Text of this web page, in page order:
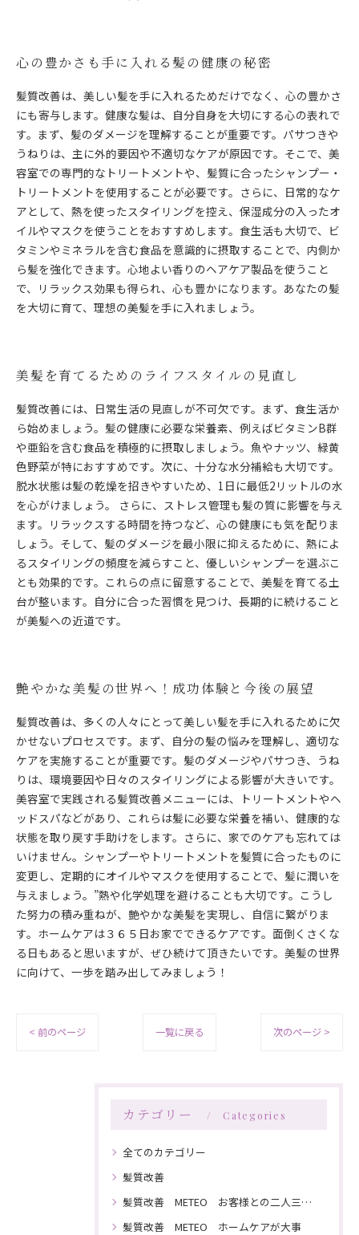
心の豊かさも手に入れる髪の健康の秘密
髪質改善は、美しい髪を手に入れるためだけでなく、心の豊かさ
にも寄与します。健康な髪は、自分自身を大切にする心の表れで
す。まず、髪のダメージを理解することが重要です。パサつきや
うねりは、主に外的要因や不適切なケアが原因です。そこで、美
容室での専門的なトリートメントや、髪質に合ったシャンプー・
トリートメントを使用することが必要です。さらに、日常的なケ
アとして、熱を使ったスタイリングを控え、保湿成分の入ったオ
イルやマスクを使うことをおすすめします。食生活も大切で、ビ
タミンやミネラルを含む食品を意識的に摂取することで、内側か
ら髪を強化できます。心地よい香りのヘアケア製品を使うこと
で、リラックス効果も得られ、心も豊かになります。あなたの髪
を大切に育て、理想の美髪を手に入れましょう。
美髪を育てるためのライフスタイルの見直し
髪質改善には、日常生活の見直しが不可欠です。まず、食生活か
ら始めましょう。髪の健康に必要な栄養素、例えばビタミンB群
や亜鉛を含む食品を積極的に摂取しましょう。魚やナッツ、緑黄
色野菜が特におすすめです。次に、十分な水分補給も大切です。
脱水状態は髪の乾燥を招きやすいため、1日に最低2リットルの水
を心がけましょう。 さらに、ストレス管理も髪の質に影響を与え
ます。リラックスする時間を持つなど、心の健康にも気を配りま
しょう。そして、髪のダメージを最小限に抑えるために、熱によ
るスタイリングの頻度を減らすこと、優しいシャンプーを選ぶこ
とも効果的です。これらの点に留意することで、美髪を育てる土
台が整います。自分に合った習慣を見つけ、長期的に続けること
が美髪への近道です。
艶やかな美髪の世界へ！成功体験と今後の展望
髪質改善は、多くの人々にとって美しい髪を手に入れるために欠
かせないプロセスです。まず、自分の髪の悩みを理解し、適切な
ケアを実施することが重要です。髪のダメージやパサつき、うね
りは、環境要因や日々のスタイリングによる影響が大きいです。
美容室で実践される髪質改善メニューには、トリートメントやヘ
ッドスパなどがあり、これらは髪に必要な栄養を補い、健康的な
状態を取り戻す手助けをします。さらに、家でのケアも忘れては
いけません。シャンプーやトリートメントを髪質に合ったものに
変更し、定期的にオイルやマスクを使用することで、髪に潤いを
与えましょう。”熱や化学処理を避けることも大切です。こうし
た努力の積み重ねが、艶やかな美髪を実現し、自信に繋がりま
す。ホームケアは３６５日お家でできるケアです。面倒くさくな
る日もあると思いますが、ぜひ続けて頂きたいです。美髪の世界
に向けて、一歩を踏み出してみましょう！
< 前のページ 一覧に戻る 次のページ >
カテゴリー Categories
全てのカテゴリー
髪質改善
髪質改善 METEO お客様との二人三脚で髪を綺麗にしていく
髪質改善 METEO ホームケアが大事